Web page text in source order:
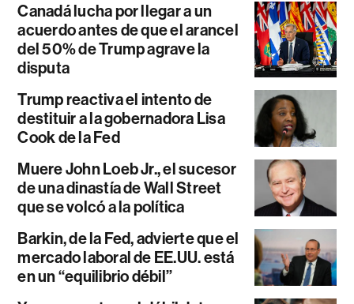
Canadá lucha por llegar a un
acuerdo antes de que el arancel
del 50% de Trump agrave la
disputa
Trump reactiva el intento de
destituir a la gobernadora Lisa
Cook de la Fed
Muere John Loeb Jr., el sucesor
de una dinastía de Wall Street
que se volcó a la política
Barkin, de la Fed, advierte que el
mercado laboral de EE.UU. está
en un “equilibrio débil”